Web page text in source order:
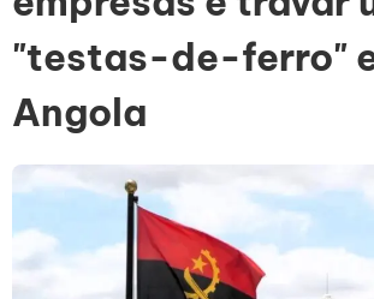
"testas-de-ferro"
Angola